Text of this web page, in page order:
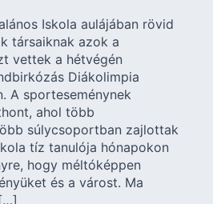
Iskola aulájában rövid
társaiknak azok a
vettek a hétvégén
Diákolimpia
A sporteseménynek
ahol több
súlycsoportban zajlottak
tíz tanulója hónapokon
hogy méltóképpen
és a várost. Ma